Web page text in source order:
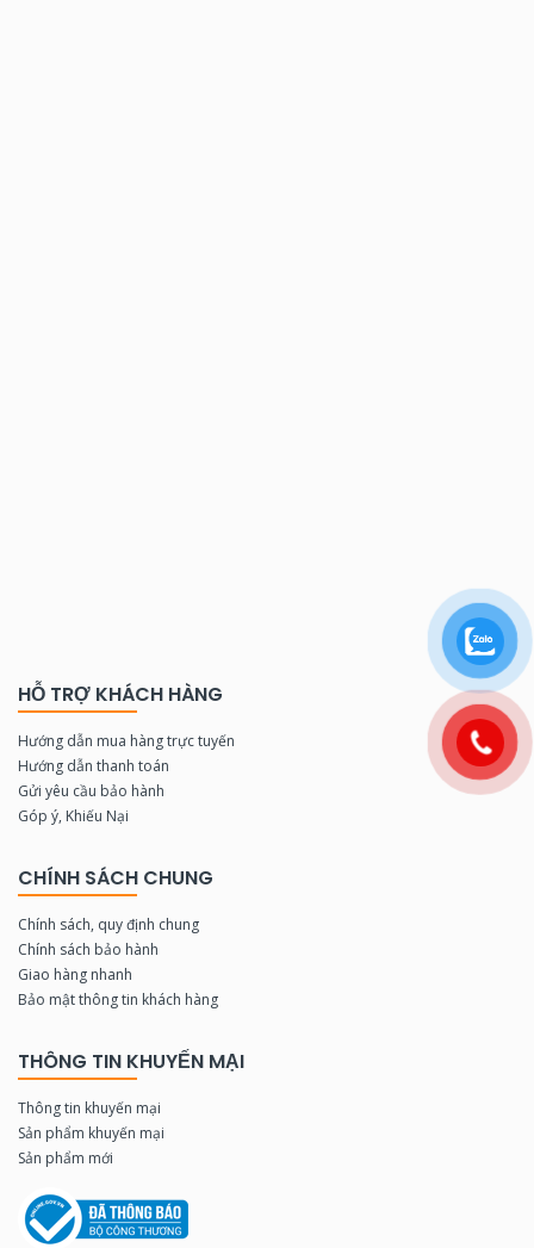
HỖ TRỢ KHÁCH HÀNG
Hướng dẫn mua hàng trực tuyến
Hướng dẫn thanh toán
Gửi yêu cầu bảo hành
Góp ý, Khiếu Nại
CHÍNH SÁCH CHUNG
Chính sách, quy định chung
Chính sách bảo hành
Giao hàng nhanh
Bảo mật thông tin khách hàng
THÔNG TIN KHUYẾN MẠI
Thông tin khuyến mại
Sản phẩm khuyến mại
Sản phẩm mới